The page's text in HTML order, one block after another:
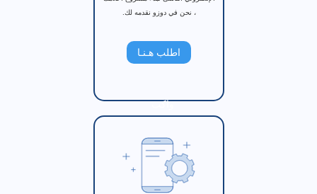
، نحن في دوزو نقدمه لك.
اطلب هـنـا
واكب